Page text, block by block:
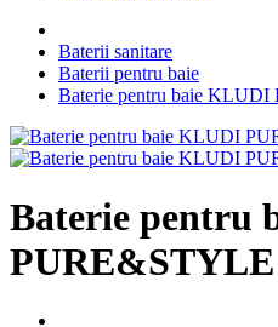
Baterii sanitare
Baterii pentru baie
Baterie pentru baie
Baterie pentru
PURE&STYLE